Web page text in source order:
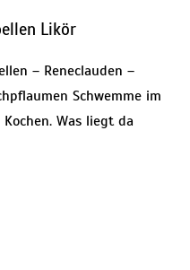
Likör
– Reneclauden –
Schwemme im
Was liegt da